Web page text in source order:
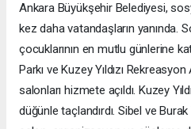
Ankara Büyükşehir Belediyesi,
kez daha vatandaşların yanında.
çocuklarının en mutlu günlerine
Parkı ve Kuzey Yıldızı
salonları hizmete açıldı. Kuzey
düğünle taçlandırdı. Sibel ve